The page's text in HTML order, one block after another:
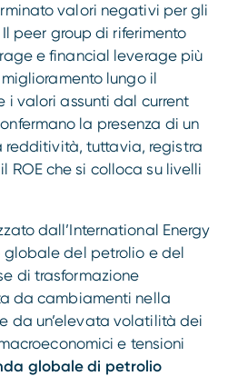
valori negativi per gli
peer group di riferimento
e financial leverage più
lungo il
i valori assunti dal current
la presenza di un
redditività, tuttavia, registra
ROE che si colloca su livelli
dall’International Energy
globale del petrolio e del
di trasformazione
da cambiamenti nella
da un’elevata volatilità dei
e tensioni
globale di petrolio